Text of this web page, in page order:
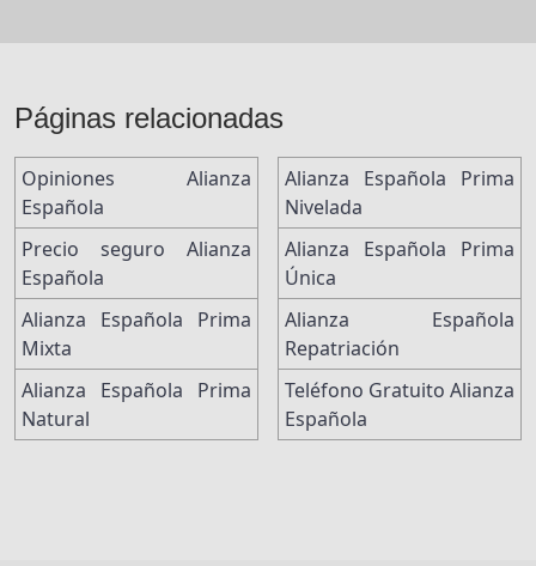
Páginas relacionadas
Opiniones Alianza
Española
Precio seguro Alianza
Española
Alianza Española Prima
Mixta
Alianza Española Prima
Natural
Alianza Española Prima
Nivelada
Alianza Española Prima
Única
Alianza Española
Repatriación
Teléfono Gratuito Alianza
Española